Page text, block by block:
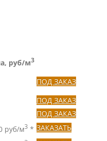
руб/м3
ПОД ЗАКАЗ
ПОД ЗАКАЗ
ПОД ЗАКАЗ
руб/м3 * ЗАКАЗАТЬ